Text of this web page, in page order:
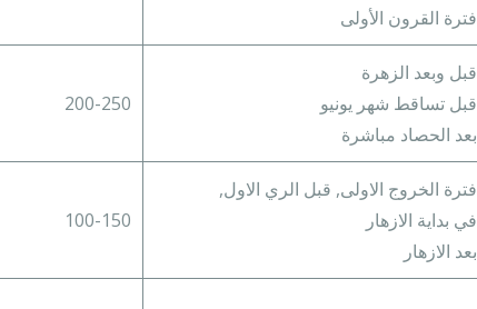
فترة القرون الأولى
قبل وبعد الزهرة
قبل تساقط شهر يونيو
بعد الحصاد مباشرة
200-250
فترة الخروج الاولى, قبل الري الاول,
في بداية الازهار
بعد الازهار
100-150